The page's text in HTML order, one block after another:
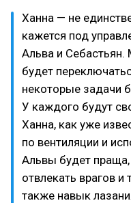
Ханна — не
кажется под
Альва и
будет
некоторые задачи
У каждого будут
Ханна, как уже
по вентиляции и
Альвы будет
отвлекать врагов и
также навык